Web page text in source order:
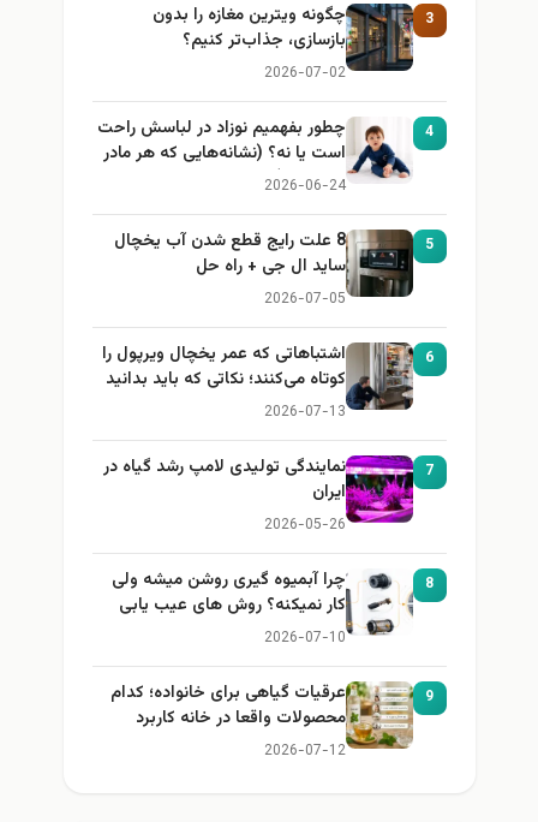
3
چگونه ویترین مغازه را بدون
بازسازی، جذاب‌تر کنیم؟
2026-07-02
4
چطور بفهمیم نوزاد در لباسش راحت
است یا نه؟ (نشانه‌هایی که هر مادر
باید بداند)
2026-06-24
5
8 علت رایج قطع شدن آب یخچال
ساید ال جی + راه حل
2026-07-05
6
اشتباهاتی که عمر یخچال ویرپول را
کوتاه می‌کنند؛ نکاتی که باید بدانید
2026-07-13
7
نمایندگی تولیدی لامپ رشد گیاه در
ایران
2026-05-26
8
چرا آبمیوه گیری روشن میشه ولی
کار نمیکنه؟ روش های عیب یابی
2026-07-10
9
عرقیات گیاهی برای خانواده؛ کدام
محصولات واقعا در خانه کاربرد
دارند؟
2026-07-12